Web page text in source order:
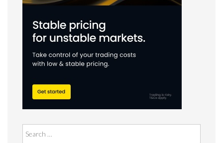
for: